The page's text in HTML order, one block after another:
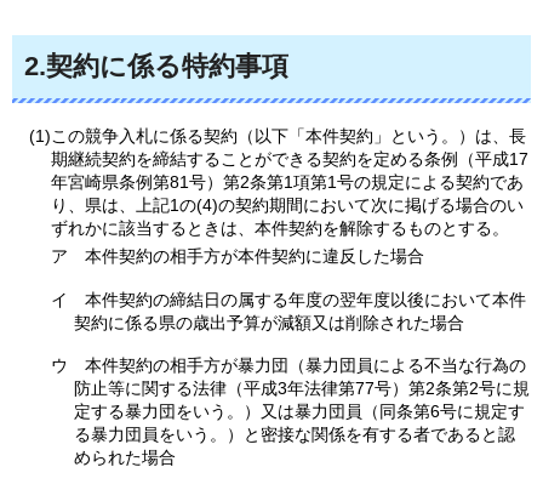
2.契約に係る特約事項
(1)この競争入札に係る契約（以下「本件契約」という。）は、長
期継続契約を締結することができる契約を定める条例（平成17
年宮崎県条例第81号）第2条第1項第1号の規定による契約であ
り、県は、上記1の(4)の契約期間において次に掲げる場合のい
ずれかに該当するときは、本件契約を解除するものとする。
ア
本件契約の相手方が本件契約に違反した場合
イ 本件契約の締結日の属する年度の翌年度以後において本件
契約に係る県の歳出予算が減額又は削除された場合
ウ 本件契約の相手方が暴力団（暴力団員による不当な行為の
防止等に関する法律（平成3年法律第77号）第2条第2号に規
定する暴力団をいう。）又は暴力団員（同条第6号に規定す
る暴力団員をいう。）と密接な関係を有する者であると認
められた場合